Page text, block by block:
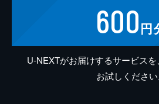
600円
U-NEXTがお届けするサービス
お試しください